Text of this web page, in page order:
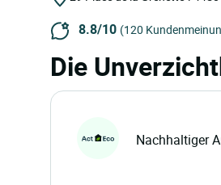
8.8/10 (120
Die
Nachhaltiger